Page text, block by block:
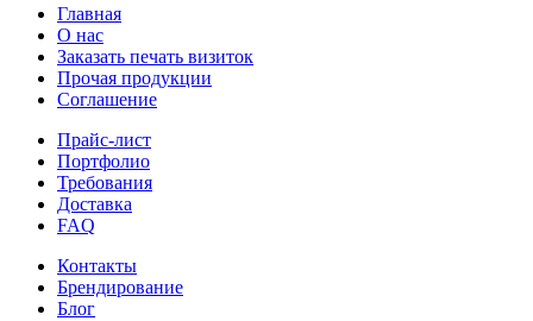
Главная
О нас
Заказать печать визиток
Прочая продукции
Соглашение
Прайс-лист
Портфолио
Требования
Доставка
FAQ
Контакты
Брендирование
Блог